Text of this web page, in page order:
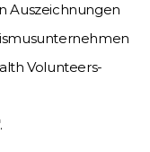
Auszeichnungen
Volunteers-